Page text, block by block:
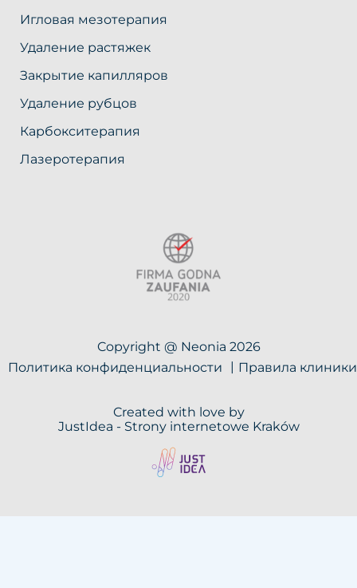
Игловая мезотерапия
Удаление растяжек
Закрытие капилляров
Удаление рубцов
Карбокситерапия
Лазеротерапия
Copyright @ Neonia 2026
Политика конфиденциальности
Правила клиники
Created with love by
JustIdea - Strony internetowe Kraków